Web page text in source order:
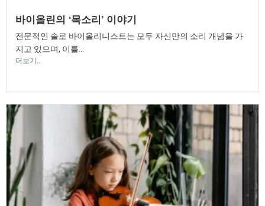
바이올린의 ‘목소리’ 이야기
전문적인 솔로 바이올리니스트는 모두 자신만의 소리 개념을 가
지고 있으며, 이를...
더보기..